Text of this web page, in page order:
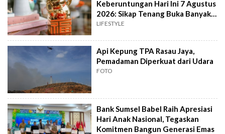
Keberuntungan Hari Ini 7 Agustus
2026: Sikap Tenang Buka Banyak
Peluang
LIFESTYLE
Api Kepung TPA Rasau Jaya,
Pemadaman Diperkuat dari Udara
FOTO
Bank Sumsel Babel Raih Apresiasi
Hari Anak Nasional, Tegaskan
Komitmen Bangun Generasi Emas